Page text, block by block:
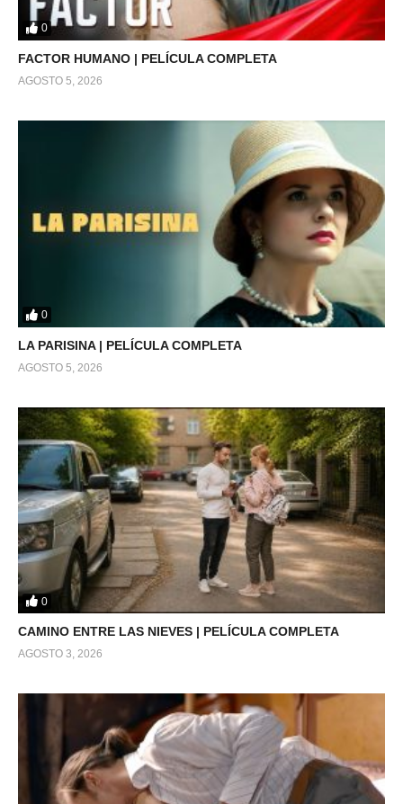
0
FACTOR HUMANO | PELÍCULA COMPLETA
AGOSTO 5, 2026
0
LA PARISINA | PELÍCULA COMPLETA
AGOSTO 5, 2026
0
CAMINO ENTRE LAS NIEVES | PELÍCULA COMPLETA
AGOSTO 3, 2026